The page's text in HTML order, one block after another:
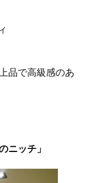
品で高級感のあ
ニッチ」